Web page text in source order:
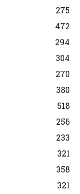
275
472
294
304
270
380
518
256
233
321
358
321